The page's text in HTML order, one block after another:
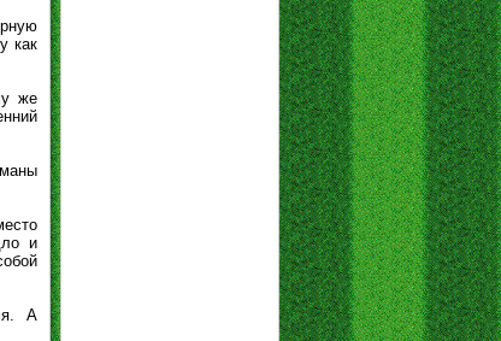
как
же
и
А